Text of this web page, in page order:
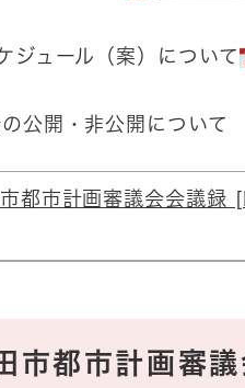
ュール（案）について
公開・非公開について
都市計画審議会会議録
市都市計画審議